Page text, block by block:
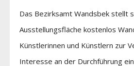
Das Bezirksamt Wandsbek stellt
Ausstellungsfläche kostenlos
Künstlerinnen und Künstlern zur
Interesse an der Durchführung